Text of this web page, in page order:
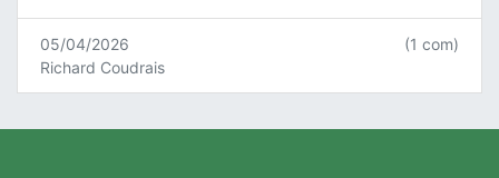
05/04/2026
Richard Coudrais
(1 com)